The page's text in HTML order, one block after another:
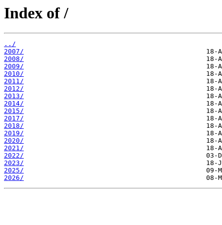
Index of /
../
2007/
2008/
2009/
2010/
2011/
2012/
2013/
2014/
2015/
2017/
2018/
2019/
2020/
2021/
2022/
2023/
2025/
2026/